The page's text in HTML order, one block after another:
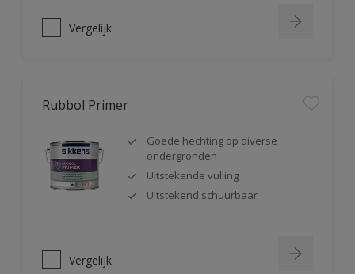
Vergelijk
Rubbol Primer
Goede hechting op diverse
ondergronden
Uitstekende vulling
Uitstekend schuurbaar
Vergelijk